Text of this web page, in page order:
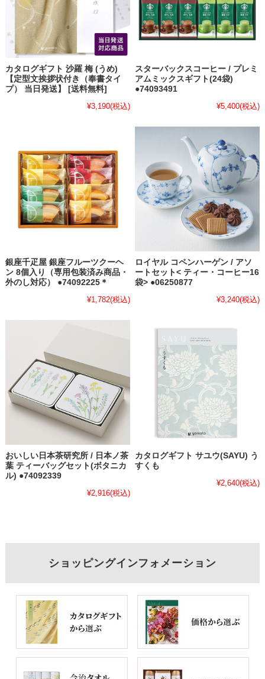
カタログギフト 沙羅 梅 (うめ)
【定型文挨拶状付き（奉書タイ
プ） 当日発送】 [送料無料]
¥3,190(税込)
スターバックスコーヒー / プレミ
アムミックスギフト(24袋)
●74093491
¥5,400(税込)
銀座千疋屋 銀座フルーツクーヘ
ン 8個入り（専用包装済み商品・
外のし対応） ●74092225＊
¥1,782(税込)
ロイヤル コペンハーゲン / アソ
ートセット< ティー・コーヒー16
袋> ●06250877
¥3,240(税込)
おいしい日本茶研究所 / 日本ノ茶
葉 ティーバッグセット(ボタニカ
ル) ●74092339
¥2,916(税込)
カタログギフト サユウ(SAYU) う
すくも
¥2,640(税込)
ショッピングインフォメーション